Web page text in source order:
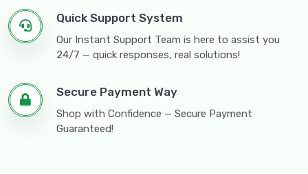
Quick Support System
Our Instant Support Team is here to assist you
24/7 — quick responses, real solutions!
Secure Payment Way
Shop with Confidence — Secure Payment
Guaranteed!